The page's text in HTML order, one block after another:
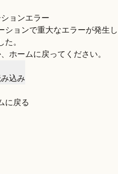
ョンエラー
ションで重大なエラーが発生し
た。
ホームに戻ってください。
込み
に戻る